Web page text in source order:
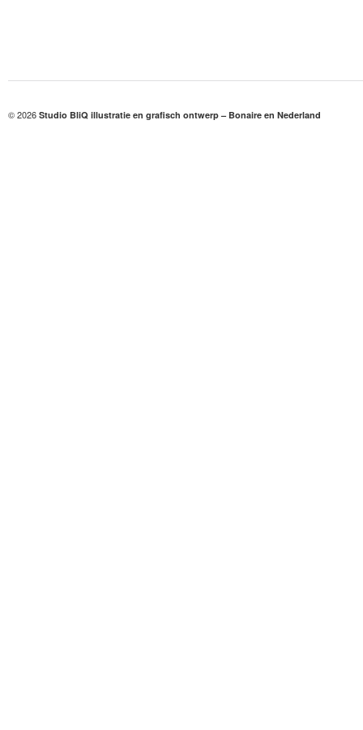
© 2026 Studio BliQ illustratie en grafisch ontwerp – Bonaire en Nederland